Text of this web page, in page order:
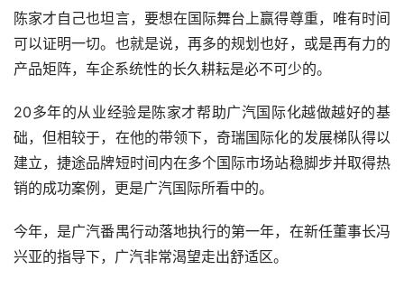
陈家才自己也坦言，要想在国际舞台上赢得尊重，唯有时间
可以证明一切。也就是说，再多的规划也好，或是再有力的
产品矩阵，车企系统性的长久耕耘是必不可少的。
20多年的从业经验是陈家才帮助广汽国际化越做越好的基
础，但相较于，在他的带领下，奇瑞国际化的发展梯队得以
建立，捷途品牌短时间内在多个国际市场站稳脚步并取得热
销的成功案例，更是广汽国际所看中的。
今年，是广汽番禺行动落地执行的第一年，在新任董事长冯
兴亚的指导下，广汽非常渴望走出舒适区。